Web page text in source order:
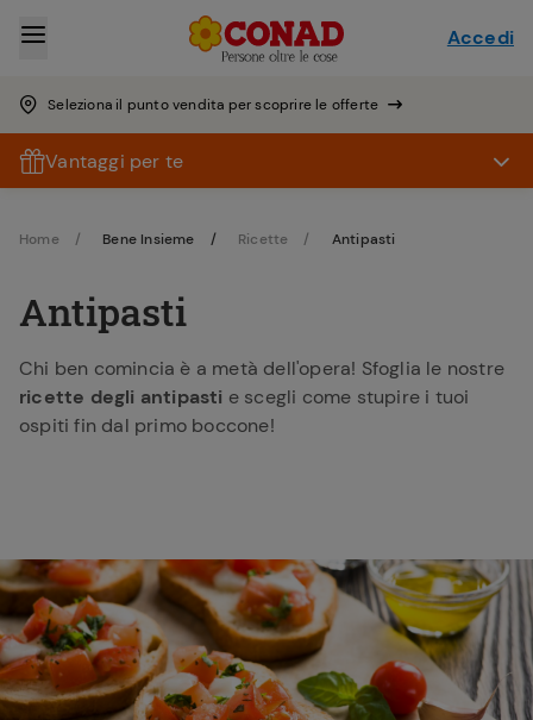
Seleziona il punto vendita per scoprire le offerte
Accedi
Vantaggi per te
Home Bene Insieme Ricette Antipasti
Antipasti
Chi ben comincia è a metà dell'opera! Sfoglia le nostre
ricette degli antipasti e scegli come stupire i tuoi
ospiti fin dal primo boccone!